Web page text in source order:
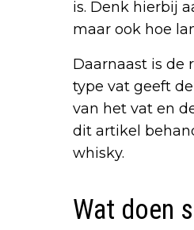
is. Denk hierbij
maar ook hoe
Daarnaast is de
type vat geeft
van het vat en
dit artikel
whisky.
Wat doen